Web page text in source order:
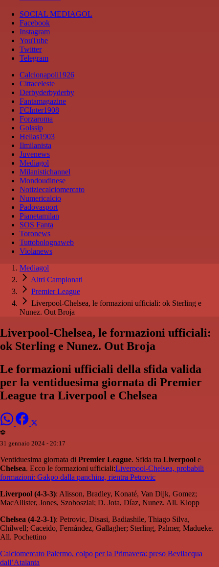
SOCIAL MEDIAGOL
Facebook
Instagram
YouTube
Twitter
Telegram
Calcionapoli1926
Cittaceleste
Derbyderbyderby
Fantamagazine
FCInter1908
Forzaroma
Golssip
Hellas1903
Ilmilanista
Juvenews
Mediagol
Milanistichannel
Mondoudinese
Notiziecalciomercato
Numericalcio
Padovasport
Pianetamilan
SOS Fanta
Toronews
Tuttobolognaweb
Violanews
Mediagol
Altri Campionati
Premier League
Liverpool-Chelsea, le formazioni ufficiali: ok Sterling e
Nunez. Out Broja
Liverpool-Chelsea, le formazioni ufficiali:
ok Sterling e Nunez. Out Broja
Le formazioni ufficiali della sfida valida
per la ventiduesima giornata di Premier
League tra Liverpool e Chelsea
⚽️
31 gennaio 2024 - 20:17
Ventiduesima giornata di Premier League. Sfida tra Liverpool e
Chelsea. Ecco le formazioni ufficiali:Liverpool-Chelsea, probabili
formazioni: Gakpo dalla panchina, rientra Petrovic
Liverpool (4-3-3): Alisson, Bradley, Konaté, Van Dijk, Gomez;
MacAllister, Jones, Szoboszlai; D. Jota, Díaz, Nunez. All. Klopp
Chelsea (4-2-3-1): Petrovic, Disasi, Badiashile, Thiago Silva,
Chilwell; Caceido, Fernández, Gallagher; Sterling, Palmer, Madueke.
All. Pochettino
Calciomercato Palermo, colpo per la Primavera: preso Bevilacqua
dall’Atalanta